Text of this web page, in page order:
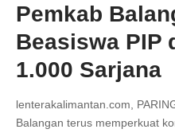
Pemkab
Beasiswa PIP
1.000 Sarjana
lenterakalimantan.com,
Balangan terus memperkuat